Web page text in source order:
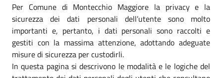
Per Comune di Montecchio Maggiore la privacy e la
sicurezza dei dati personali dell’utente sono molto
importanti e, pertanto, i dati personali sono raccolti e
gestiti con la massima attenzione, adottando adeguate
misure di sicurezza per custodirli.
In questa pagina si descrivono le modalità e le logiche del